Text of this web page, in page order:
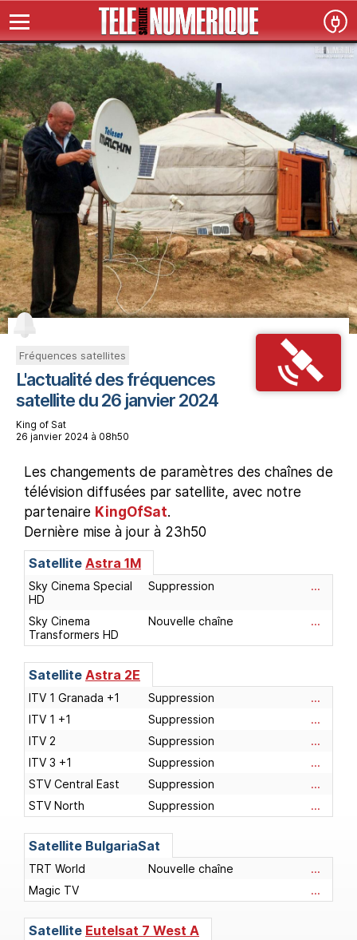
Fréquences satellites
L'actualité des fréquences
satellite du 26 janvier 2024
King of Sat
26 janvier 2024 à 08h50
Les changements de paramètres des chaînes de
télévision diffusées par satellite, avec notre
partenaire KingOfSat.
Dernière mise à jour à 23h50
Satellite Astra 1M
Sky Cinema Special
HD
Suppression ...
Sky Cinema
Transformers HD
Nouvelle chaîne ...
Satellite Astra 2E
ITV 1 Granada +1 Suppression
...
ITV 1 +1
Suppression
...
ITV 2
Suppression
...
ITV 3 +1
Suppression
...
STV Central East
Suppression
...
STV North
Suppression ...
Satellite BulgariaSat
TRT World Nouvelle chaîne
...
Magic TV
...
Satellite Eutelsat 7 West A